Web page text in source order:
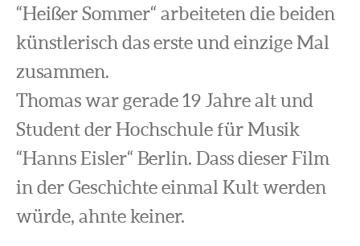
“Heißer Sommer“ arbeiteten die beiden
künstlerisch das erste und einzige Mal
zusammen.
Thomas war gerade 19 Jahre alt und
Student der Hochschule für Musik
“Hanns Eisler“ Berlin. Dass dieser Film
in der Geschichte einmal Kult werden
würde, ahnte keiner.